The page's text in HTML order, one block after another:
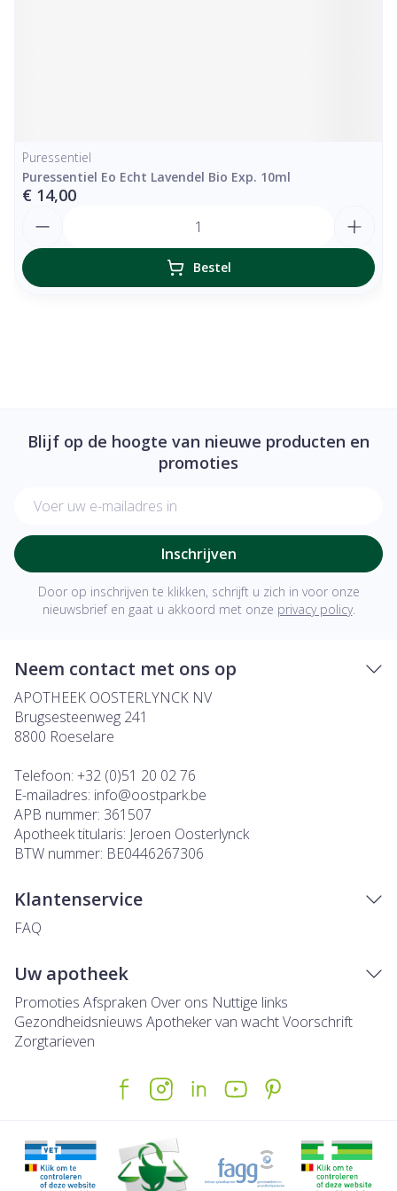
Puressentiel
Puressentiel Eo Echt Lavendel Bio Exp. 10ml
€ 14,00
Bestel
Blijf op de hoogte van nieuwe producten en
promoties
Inschrijven
Door op inschrijven te klikken, schrijft u zich in voor onze
nieuwsbrief en gaat u akkoord met onze privacy policy.
Neem contact met ons op
APOTHEEK OOSTERLYNCK NV
Brugsesteenweg 241
8800 Roeselare
Telefoon: +32 (0)51 20 02 76
E-mailadres: info@oostpark.be
APB nummer: 361507
Apotheek titularis: Jeroen Oosterlynck
BTW nummer: BE0446267306
Klantenservice
FAQ
Uw apotheek
Promoties Afspraken Over ons Nuttige links
Gezondheidsnieuws Apotheker van wachtVoorschrift
Zorgtarieven